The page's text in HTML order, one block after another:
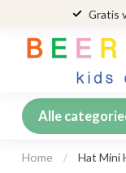
Gratis
Alle
Home / Hat Mini